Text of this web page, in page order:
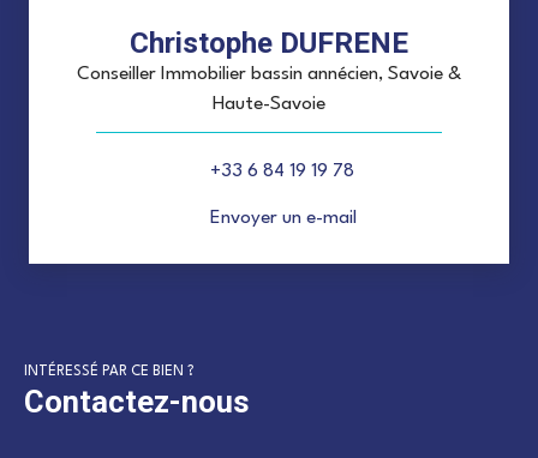
Christophe DUFRENE
Conseiller Immobilier bassin annécien, Savoie &
Haute-Savoie
+33 6 84 19 19 78
Envoyer un e-mail
INTÉRESSÉ PAR CE BIEN ?
Contactez-nous